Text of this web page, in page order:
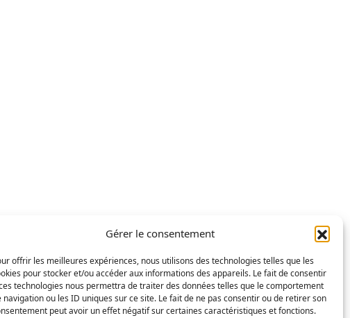
Gérer le consentement
offrir les meilleures expériences, nous utilisons des technologies telles que les
pour stocker et/ou accéder aux informations des appareils. Le fait de consentir
technologies nous permettra de traiter des données telles que le comportement
navigation ou les ID uniques sur ce site. Le fait de ne pas consentir ou de retirer son
peut avoir un effet négatif sur certaines caractéristiques et fonctions.